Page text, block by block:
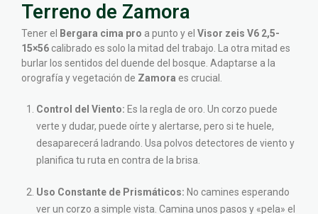
Terreno de Zamora
Tener el Bergara cima pro a punto y el Visor zeis V6 2,5-
15×56 calibrado es solo la mitad del trabajo. La otra mitad es
burlar los sentidos del duende del bosque. Adaptarse a la
orografía y vegetación de Zamora es crucial.
Control del Viento: Es la regla de oro. Un corzo puede
verte y dudar, puede oírte y alertarse, pero si te huele,
desaparecerá ladrando. Usa polvos detectores de viento y
planifica tu ruta en contra de la brisa.
Uso Constante de Prismáticos: No camines esperando
ver un corzo a simple vista. Camina unos pasos y «pela» el